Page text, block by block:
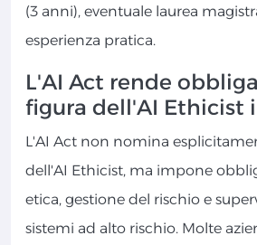
(3 anni), eventuale laurea
esperienza pratica.
L'AI Act rende
figura dell'AI Ethicist
L'AI Act non nomina
dell'AI Ethicist, ma impone
etica, gestione del rischio e
sistemi ad alto rischio. Molte